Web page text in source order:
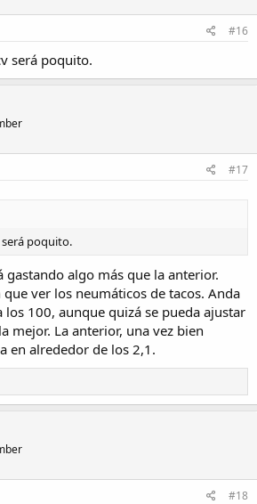
#16
será poquito.
#17
será poquito.
gastando algo más que la anterior.
ver los neumáticos de tacos. Anda
100, aunque quizá se pueda ajustar
mejor. La anterior, una vez bien
en alrededor de los 2,1.
#18